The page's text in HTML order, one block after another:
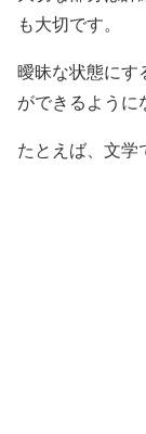
も大切です。
曖昧な状態にす
ができるように
たとえば、文学